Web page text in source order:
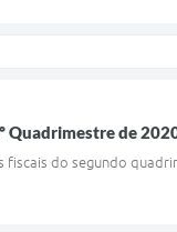
Quadrimestre de
do segundo